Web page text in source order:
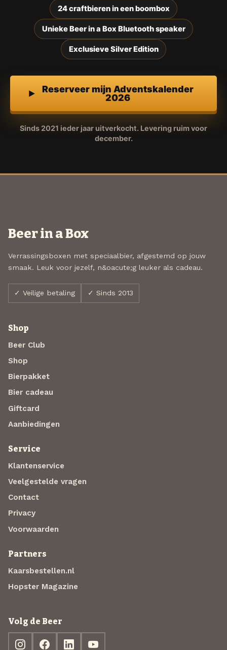
24 craftbieren in een boombox
Unieke Beer in a Box Bluetooth speaker
Exclusieve Silver Edition
Reserveer mijn Adventskalender
2026
Sinds 2021 ieder jaar uitverkocht. Levering ruim voor
december.
Beer in a Box
Verrassingsboxen met speciaalbier, afgestemd op jouw
smaak. Leuk voor jezelf, n&oacute;g leuker als cadeau.
✓ Veilige betaling ✓ Sinds 2013
Shop
Beer Club
Shop
Bierpakket
Bier cadeau
Giftcard
Aanbiedingen
Service
Klantenservice
Veelgestelde vragen
Contact
Privacy
Voorwaarden
Partners
Kaarsbestellen.nl
Hopster Magazine
Volg de Beer